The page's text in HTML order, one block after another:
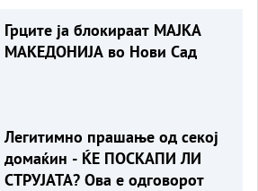
Грците ја блокираат МАЈКА
МАКЕДОНИЈА во Нови Сад
Легитимно прашање од секој
домаќин - ЌЕ ПОСКАПИ ЛИ
СТРУЈАТА? Ова е одговорот